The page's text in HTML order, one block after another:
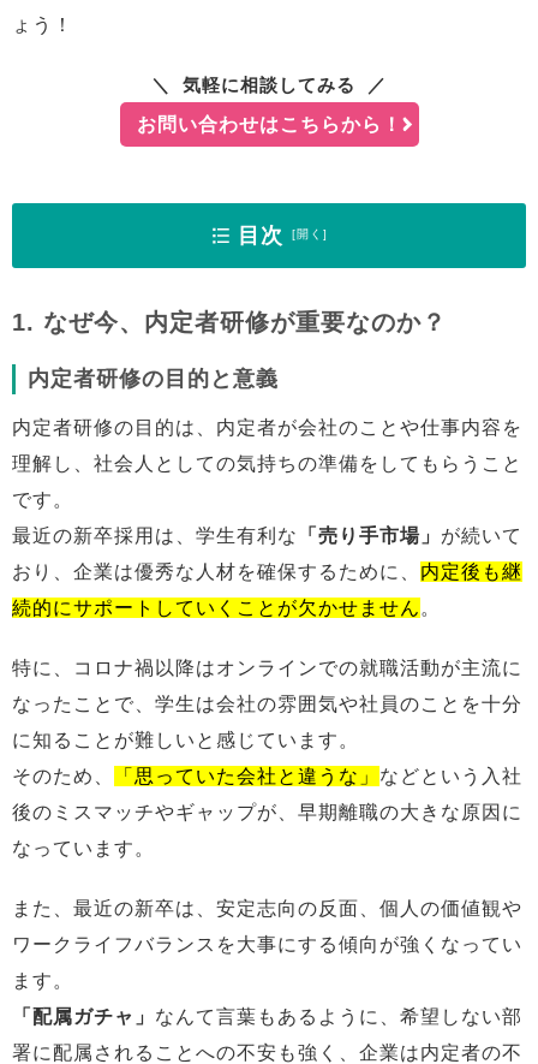
ょう！
気軽に相談してみる
お問い合わせはこちらから！
目次
2. 目的
4. 実施時期と頻度
5. 設計方法
6. 効果を高めるためのポイント
7. 内定者研修における注意点
8. 成功事例
まとめ
1. なぜ今、内定者研修が重要なのか？
内定者研修の目的と意義
内定者研修の目的は、内定者が会社のことや仕事内容を
理解し、社会人としての気持ちの準備をしてもらうこと
です。
最近の新卒採用は、学生有利な
「売り手市場」 が続いて
おり、企業は優秀な人材を確保するために、 内定後も継
続的にサポートしていくことが欠かせません 。
特に、コロナ禍以降はオンラインでの就職活動が主流に
なったことで、学生は会社の雰囲気や社員のことを十分
に知ることが難しいと感じています。
そのため、
「思っていた会社と違うな」 などという入社
後のミスマッチやギャップが、早期離職の大きな原因に
なっています。
また、最近の新卒は、安定志向の反面、個人の価値観や
ワークライフバランスを大事にする傾向が強くなってい
ます。
「配属ガチャ」 なんて言葉もあるように、希望しない部
署に配属されることへの不安も強く、企業は内定者の不